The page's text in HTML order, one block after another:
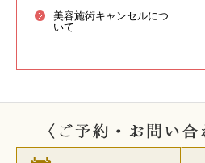
美容施術キャンセルにつ
いて